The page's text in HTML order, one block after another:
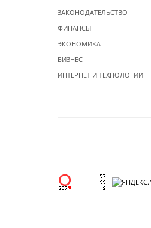
ЗАКОНОДАТЕЛЬСТВО
ФИНАНСЫ
ЭКОНОМИКА
БИЗНЕС
ИНТЕРНЕТ И ТЕХНОЛОГИИ